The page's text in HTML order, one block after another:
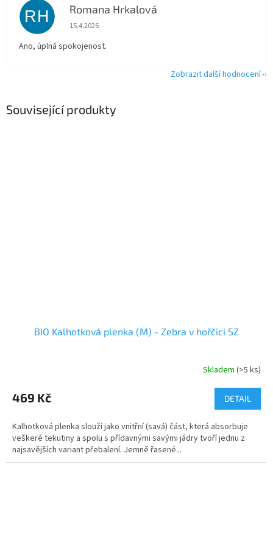
Související produkty
BIO Kalhotková plenka (M) - Zebra v hořčici SZ
Skladem (>5 ks)
469 Kč DETAIL
Kalhotková plenka slouží jako vnitřní (savá) část, která absorbuje
veškeré tekutiny a spolu s přídavnými savými jádry tvoří jednu z
najsavějších variant přebalení. Jemně řasené...
RH Romana Hrkalová
Hodnocení obchodu je 5 z 5 hvězdiček.
15.4.2026
Ano, úplná spokojenost.
Zobrazit další hodnocení